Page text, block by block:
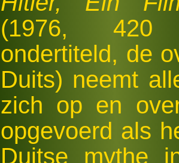
(1976, 420
ondertiteld, de
Duits) neemt
zich op en
opgevoerd als
Duitse mythe